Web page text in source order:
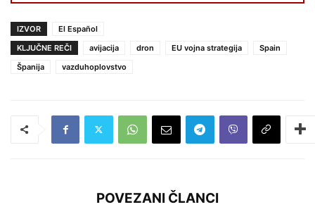
IZVOR
El Español
KLJUČNE REČI
avijacija dron EU vojna strategija
Spain
Španija
vazduhoplovstvo
POVEZANI ČLANCI